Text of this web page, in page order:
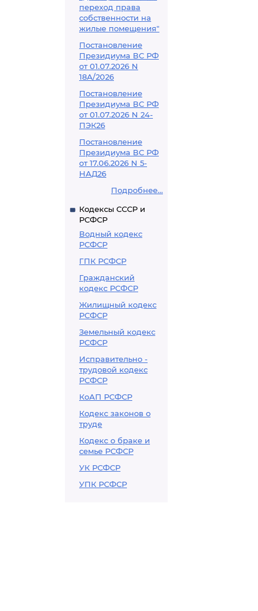
переход права
собственности на
жилые помещения"
Постановление
Президиума ВС РФ
от 01.07.2026 N
18А/2026
Постановление
Президиума ВС РФ
от 01.07.2026 N 24-
ПЭК26
Постановление
Президиума ВС РФ
от 17.06.2026 N 5-
НАД26
Подробнее...
Кодексы СССР и
РСФСР
Водный кодекс
РСФСР
ГПК РСФСР
Гражданский
кодекс РСФСР
Жилищный кодекс
РСФСР
Земельный кодекс
РСФСР
Исправительно -
трудовой кодекс
РСФСР
КоАП РСФСР
Кодекс законов о
труде
Кодекс о браке и
семье РСФСР
УК РСФСР
УПК РСФСР